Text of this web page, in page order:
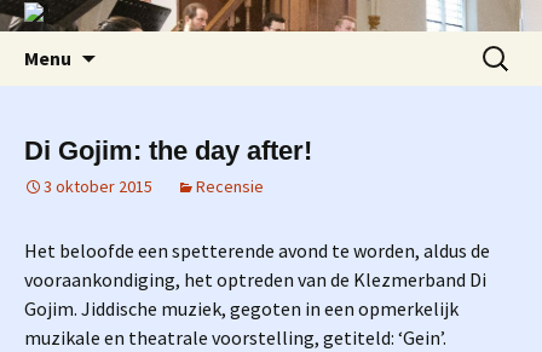
Menu
Zoeken
naar:
Di Gojim: the day after!
3 oktober 2015 Recensie
Het beloofde een spetterende avond te worden, aldus de
vooraankondiging, het optreden van de Klezmerband Di
Gojim. Jiddische muziek, gegoten in een opmerkelijk
muzikale en theatrale voorstelling, getiteld: ‘Gein’.